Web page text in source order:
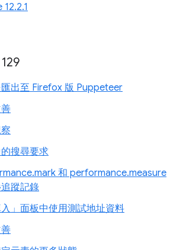
出至 Firefox 版 Puppeteer
搜尋要求
和 performance.measure
蹤記錄
」面板中使用測試地址資料